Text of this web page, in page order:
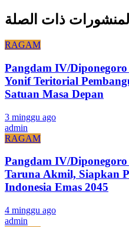
RAGAM
Pangdam IV/
Yonif Teritorial
Satuan Masa Depan
3 minggu ago
admin
RAGAM
Pangdam IV/
Taruna Akmil, Siapkan
Indonesia Emas 2045
4 minggu ago
admin